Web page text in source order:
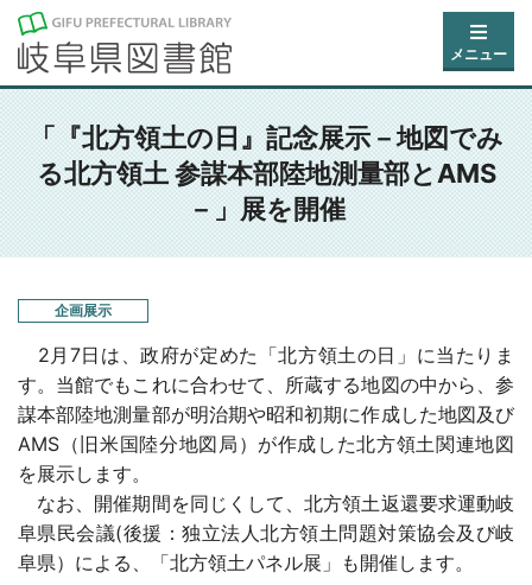
メニュー
「『北方領土の日』記念展示－地図でみ
る北方領土 参謀本部陸地測量部とAMS
－」展を開催
企画展示
2月7日は、政府が定めた「北方領土の日」に当たりま
す。当館でもこれに合わせて、所蔵する地図の中から、参
謀本部陸地測量部が明治期や昭和初期に作成した地図及び
AMS（旧米国陸分地図局）が作成した北方領土関連地図
を展示します。
なお、開催期間を同じくして、北方領土返還要求運動岐
阜県民会議(後援：独立法人北方領土問題対策協会及び岐
阜県）による、「北方領土パネル展」も開催します。